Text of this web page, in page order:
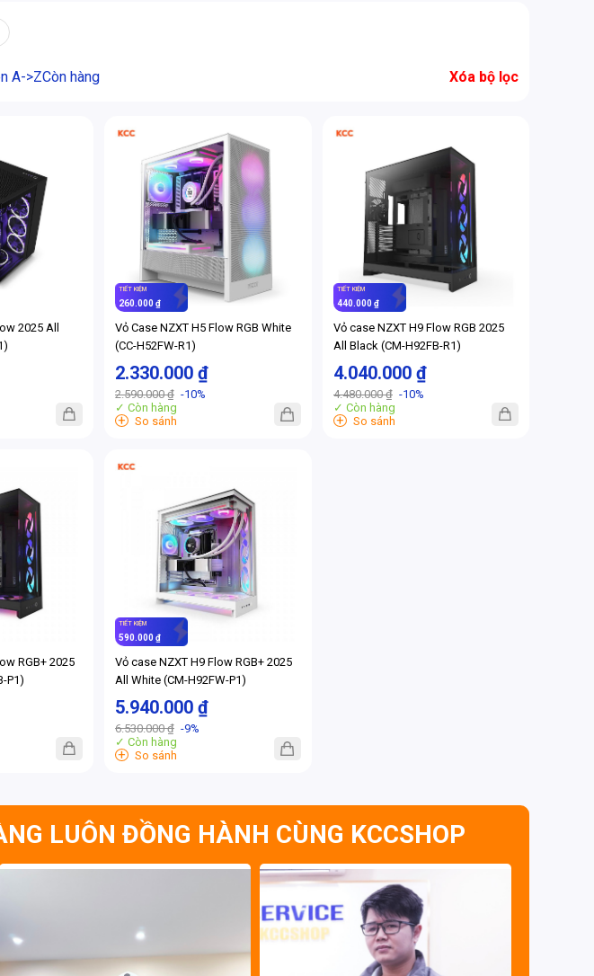
A->ZCòn hàng Xóa bộ lọc
2025 All
TIẾT KIỆM
260.000 ₫
Vỏ Case NZXT H5 Flow RGB White
(CC-H52FW-R1)
2.330.000 ₫
2.590.000 ₫ -10%
✓ Còn hàng
+ So sánh
TIẾT KIỆM
440.000 ₫
Vỏ case NZXT H9 Flow RGB 2025
All Black (CM-H92FB-R1)
4.040.000 ₫
4.480.000 ₫ -10%
✓ Còn hàng
+ So sánh
RGB+ 2025
P1)
TIẾT KIỆM
590.000 ₫
Vỏ case NZXT H9 Flow RGB+ 2025
All White (CM-H92FW-P1)
5.940.000 ₫
6.530.000 ₫ -9%
✓ Còn hàng
+ So sánh
LUÔN ĐỒNG HÀNH CÙNG KCCSHOP